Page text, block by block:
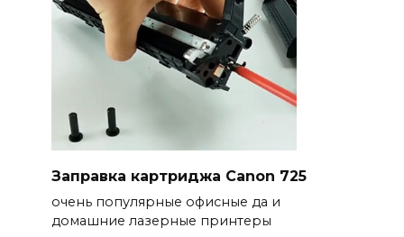
Заправка картриджа Canon 725
очень популярные офисные да и
домашние лазерные принтеры